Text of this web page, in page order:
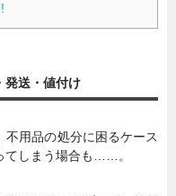
発送・値付け
用品の処分に困るケース
てしまう場合も……。